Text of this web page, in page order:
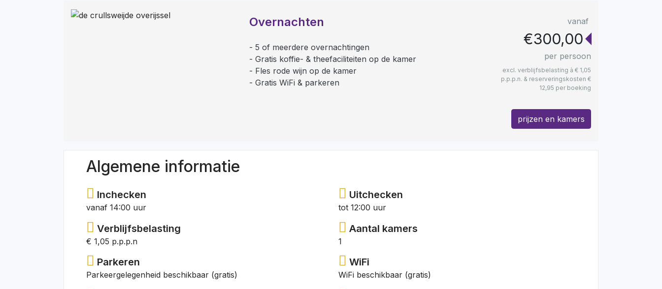
Overnachten
5 of meerdere overnachtingen
Gratis koffie- & theefaciliteiten op de kamer
Fles rode wijn op de kamer
Gratis WiFi & parkeren
vanaf
€300,00
per persoon
excl. verblijfsbelasting à € 1,05
p.p.p.n. & reserveringskosten €
12,95 per boeking
prijzen en kamers
Algemene informatie
Inchecken
vanaf 14:00 uur
Uitchecken
tot 12:00 uur
Verblijfsbelasting
€ 1,05 p.p.p.n
Aantal kamers
1
Parkeren
Parkeergelegenheid beschikbaar (gratis)
WiFi
WiFi beschikbaar (gratis)